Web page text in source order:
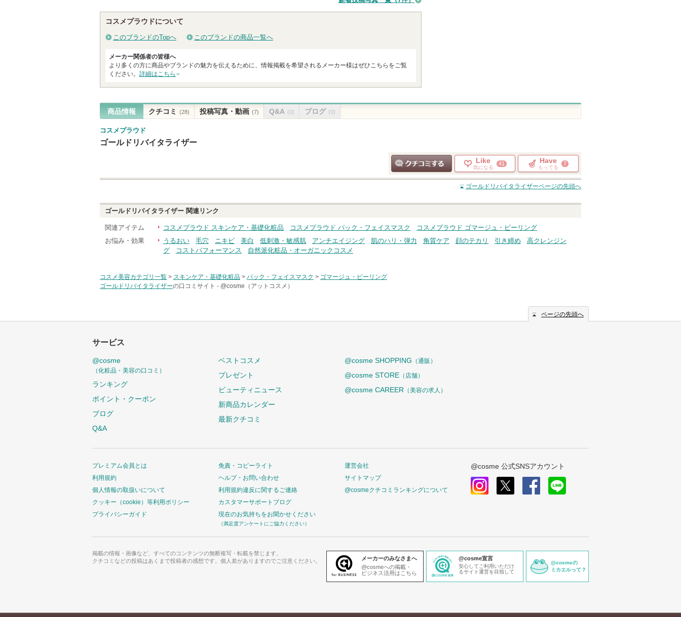
コスメプラウドについて
このブランドのTopへ このブランドの商品一覧へ
メーカー関係者の皆様へ
より多くの方に商品やブランドの魅力を伝えるために、情報掲載を希望されるメーカー様はぜひこちらをご覧
ください。 詳細はこちら
商品情報 クチコミ (28) 投稿写真・動画 (7) Q&A (0) ブログ (0)
コスメプラウド
ゴールドリバイタライザー
クチコミする
Like
気になる
41 Have
もってる
7
ゴールドリバイタライザーページの先頭へ
ゴールドリバイタライザー 関連リンク
関連アイテム コスメプラウド スキンケア・基礎化粧品 コスメプラウド パック・フェイスマスク
コスメプラウド ゴマージュ・ピーリング
お悩み・効果
うるおい 毛穴 ニキビ 美白 低刺激・敏感肌 アンチエイジング 肌のハリ・弾力 角質ケア 顔のテカリ 引き締め
高クレンジン
グ
コストパフォーマンス 自然派化粧品・オーガニックコスメ
コスメ美容カテゴリ一覧 > スキンケア・基礎化粧品 > パック・フェイスマスク > ゴマージュ・ピーリング
ゴールドリバイタライザーの口コミサイト - @cosme（アットコスメ）
ページの先頭へ
サービス
@cosme
（化粧品・美容の口コミ）
ランキング
ポイント・クーポン
ブログ
Q&A
ベストコスメ
プレゼント
ビューティニュース
新商品カレンダー
最新クチコミ
@cosme SHOPPING （通販）
@cosme STORE （店舗）
@cosme CAREER （美容の求人）
プレミアム会員とは
利用規約
個人情報の取扱いについて
クッキー（cookie）等利用ポリシー
プライバシーガイド
免責・コピーライト
ヘルプ・お問い合わせ
利用規約違反に関するご連絡
カスタマーサポートブログ
現在のお気持ちをお聞かせください
（満足度アンケートにご協力ください）
運営会社
サイトマップ
@cosmeクチコミランキングについて
@cosme 公式SNSアカウント
掲載の情報・画像など、すべてのコンテンツの無断複写・転載を禁じます。
クチコミなどの投稿はあくまで投稿者の感想です。個人差がありますのでご注意ください。
メーカーのみなさまへ
@cosmeへの掲載・
ビジネス活用はこちら
@cosme宣言
安心してご利用いただけ
るサイト運営を目指して
@cosmeの
ミカエルって？